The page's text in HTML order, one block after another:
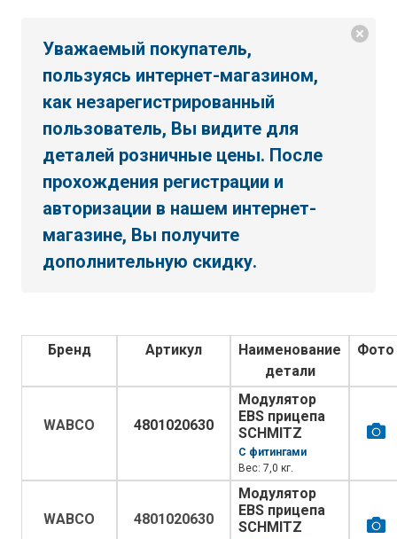
Уважаемый покупатель,
пользуясь интернет-магазином,
как незарегистрированный
пользователь, Вы видите для
деталей розничные цены. После
прохождения регистрации и
авторизации в нашем интернет-
магазине, Вы получите
дополнительную скидку.
Бренд Артикул
Наименование
детали
Фото
WABCO 4801020630
Модулятор
EBS прицепа
SCHMITZ
С фитингами
Вес: 7,0 кг.
WABCO 4801020630
Модулятор
EBS прицепа
SCHMITZ